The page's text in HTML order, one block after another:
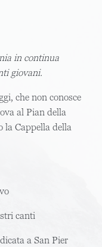
in continua
giovani.
che non conosce
alPian della
la Cappella della
canti
a San Pier